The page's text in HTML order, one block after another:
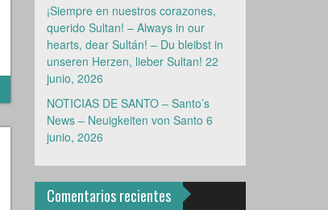
¡Siempre en nuestros corazones,
querido Sultan! – Always in our
hearts, dear Sultán! – Du bleibst in
unseren Herzen, lieber Sultan! 22
junio, 2026
NOTICIAS DE SANTO – Santo’s
News – Neuigkeiten von Santo 6
junio, 2026
Comentarios recientes